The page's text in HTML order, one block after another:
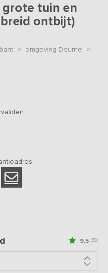
tuin en
ontbijt)
> omgeving Deurne >
9,5 (68)